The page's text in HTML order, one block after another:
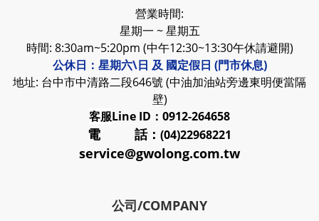
營業時間:
星期一 ~ 星期五
時間: 8:30am~5:20pm (中午12:30~13:30午休請避開)
公休日：星期六\日 及 國定假日 (門市休息)
地址: 台中市中清路二段646號 (中油加油站旁邊東明便當隔
壁)
客服Line ID：0912-264658
電 話： (04)22968221
service@gwolong.com.tw
公司/COMPANY